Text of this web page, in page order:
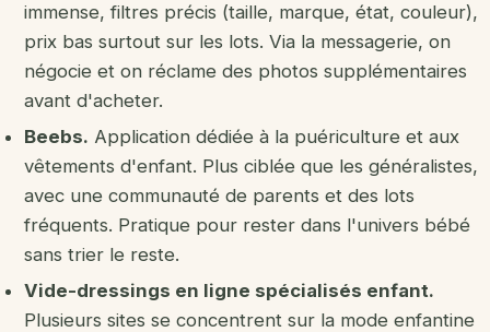
immense, filtres précis (taille, marque, état, couleur),
prix bas surtout sur les lots. Via la messagerie, on
négocie et on réclame des photos supplémentaires
avant d'acheter.
Beebs. Application dédiée à la puériculture et aux
vêtements d'enfant. Plus ciblée que les généralistes,
avec une communauté de parents et des lots
fréquents. Pratique pour rester dans l'univers bébé
sans trier le reste.
Vide-dressings en ligne spécialisés enfant.
Plusieurs sites se concentrent sur la mode enfantine